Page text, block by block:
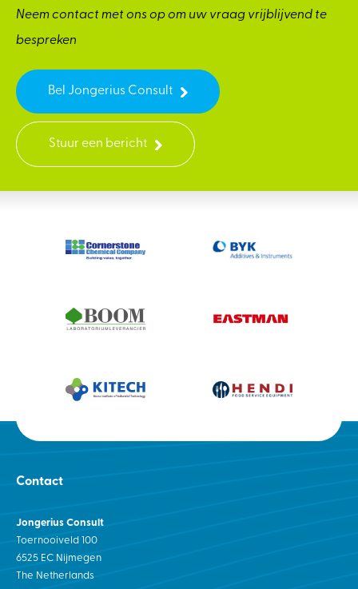
Neem contact met ons op om uw vraag vrijblijvend te
bespreken
Bel Jongerius Consult
Stuur een bericht
Contact
Jongerius Consult
Toernooiveld 100
6525 EC Nijmegen
The Netherlands